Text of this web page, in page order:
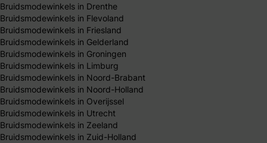
Bruidsmodewinkels in Drenthe
Bruidsmodewinkels in Flevoland
Bruidsmodewinkels in Friesland
Bruidsmodewinkels in Gelderland
Bruidsmodewinkels in Groningen
Bruidsmodewinkels in Limburg
Bruidsmodewinkels in Noord-Brabant
Bruidsmodewinkels in Noord-Holland
Bruidsmodewinkels in Overijssel
Bruidsmodewinkels in Utrecht
Bruidsmodewinkels in Zeeland
Bruidsmodewinkels in Zuid-Holland